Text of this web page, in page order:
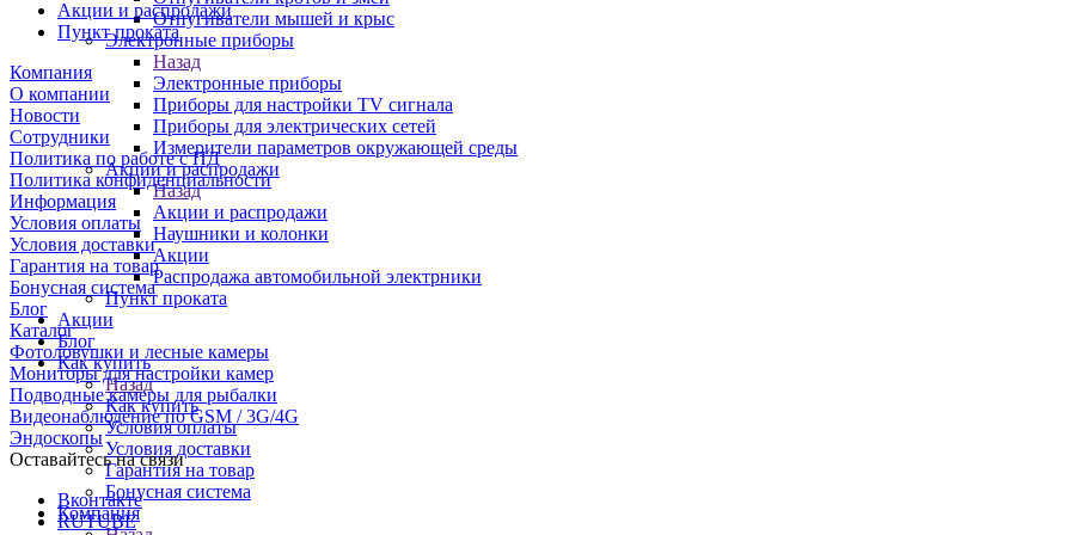
Отпугиватели мышей и крыс
Электронные приборы
Назад
Электронные приборы
Приборы для настройки TV сигнала
Приборы для электрических сетей
Измерители параметров окружающей среды
Акции и распродажи
Назад
Акции и распродажи
Наушники и колонки
Акции
Распродажа автомобильной электрники
Пункт проката
Акции
Блог
Как купить
Назад
Как купить
Условия оплаты
Условия доставки
Гарантия на товар
Бонусная система
Компания
Акции и распродажи
Пункт проката
Компания
О компании
Новости
Сотрудники
Политика по работе с ПД
Политика конфиденциальности
Информация
Условия оплаты
Условия доставки
Гарантия на товар
Бонусная система
Блог
Каталог
Фотоловушки и лесные камеры
Мониторы для настройки камер
Подводные камеры для рыбалки
Видеонаблюдение по GSM / 3G/4G
Эндоскопы
Оставайтесь на связи
Вконтакте
RUTUBE